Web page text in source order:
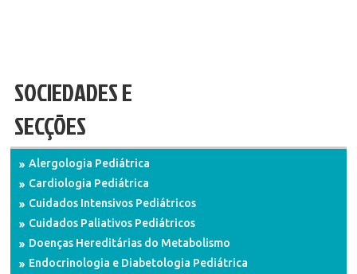
SOCIEDADES E
SECÇÕES
Alergologia Pediátrica
Cardiologia Pediátrica
Cuidados Intensivos Pediátricos
Cuidados Paliativos Pediátricos
Doenças Hereditárias do Metabolismo
Endocrinologia e Diabetologia Pediátrica